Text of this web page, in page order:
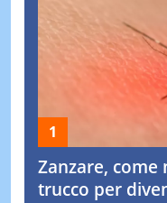
Zanzare,
trucco per